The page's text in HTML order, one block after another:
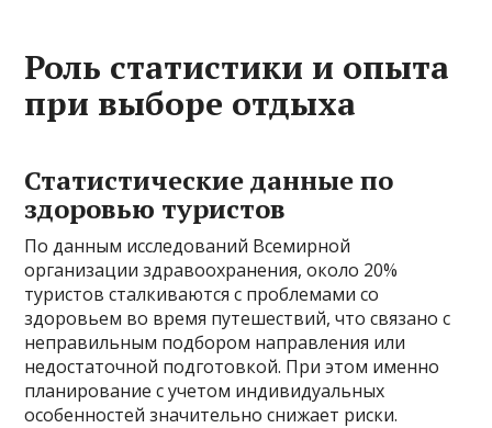
Роль статистики и опыта
при выборе отдыха
Статистические данные по
здоровью туристов
По данным исследований Всемирной
организации здравоохранения, около 20%
туристов сталкиваются с проблемами со
здоровьем во время путешествий, что связано с
неправильным подбором направления или
недостаточной подготовкой. При этом именно
планирование с учетом индивидуальных
особенностей значительно снижает риски.